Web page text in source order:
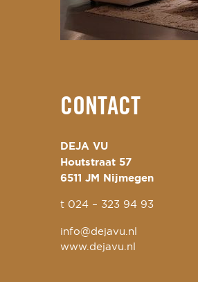
CONTACT
DEJA VU
Houtstraat 57
6511 JM Nijmegen
t 024 – 323 94 93
info@dejavu.nl
www.dejavu.nl